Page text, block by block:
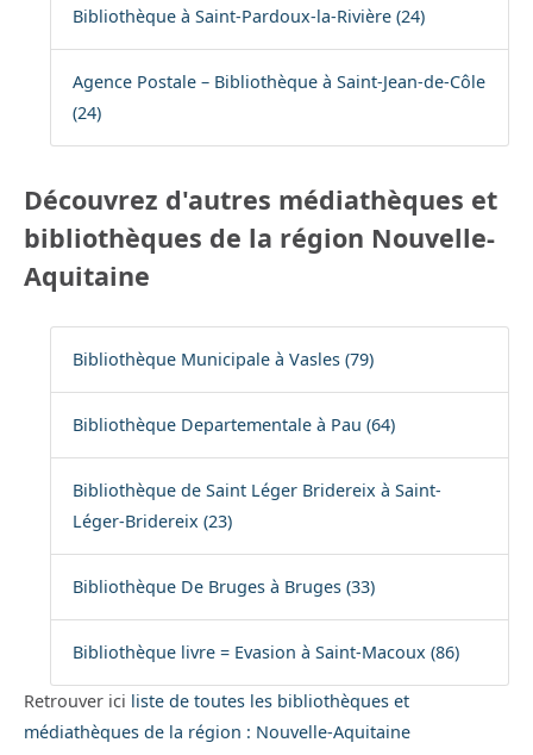
Bibliothèque à Saint-Pardoux-la-Rivière (24)
Agence Postale – Bibliothèque à Saint-Jean-de-Côle
(24)
Découvrez d'autres médiathèques et
bibliothèques de la région Nouvelle-
Aquitaine
Bibliothèque Municipale à Vasles (79)
Bibliothèque Departementale à Pau (64)
Bibliothèque de Saint Léger Bridereix à Saint-
Léger-Bridereix (23)
Bibliothèque De Bruges à Bruges (33)
Bibliothèque livre = Evasion à Saint-Macoux (86)
Retrouver ici liste de toutes les bibliothèques et
médiathèques de la région : Nouvelle-Aquitaine